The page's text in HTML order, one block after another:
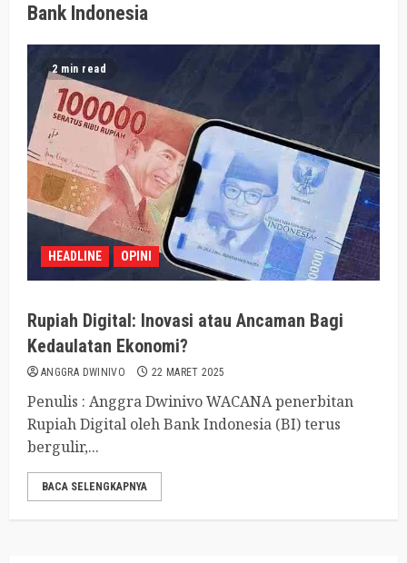
Bank Indonesia
2 min read
HEADLINE OPINI
Rupiah Digital: Inovasi atau Ancaman Bagi
Kedaulatan Ekonomi?
ANGGRA DWINIVO 22 MARET 2025
Penulis : Anggra Dwinivo WACANA penerbitan
Rupiah Digital oleh Bank Indonesia (BI) terus
bergulir,...
BACA SELENGKAPNYA